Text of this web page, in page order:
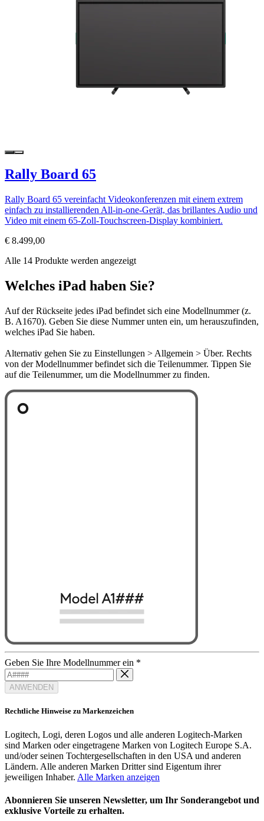
Rally Board 65
Rally Board 65 vereinfacht Videokonferenzen mit einem extrem
einfach zu installierenden All-in-one-Gerät, das brillantes Audio und
Video mit einem 65-Zoll-Touchscreen-Display kombiniert.
€ 8.499,00
Alle 14 Produkte werden angezeigt
Welches iPad haben Sie?
Auf der Rückseite jedes iPad befindet sich eine Modellnummer (z.
B. A1670). Geben Sie diese Nummer unten ein, um herauszufinden,
welches iPad Sie haben.
Alternativ gehen Sie zu Einstellungen > Allgemein > Über. Rechts
von der Modellnummer befindet sich die Teilenummer. Tippen Sie
auf die Teilenummer, um die Modellnummer zu finden.
Geben Sie Ihre Modellnummer ein *
ANWENDEN
Rechtliche Hinweise zu Markenzeichen
Logitech, Logi, deren Logos und alle anderen Logitech-Marken
sind Marken oder eingetragene Marken von Logitech Europe S.A.
und/oder seinen Tochtergesellschaften in den USA und anderen
Ländern. Alle anderen Marken Dritter sind Eigentum ihrer
jeweiligen Inhaber. Alle Marken anzeigen
Abonnieren Sie unseren Newsletter, um Ihr Sonderangebot und
exklusive Vorteile zu erhalten.